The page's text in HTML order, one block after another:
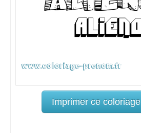
Imprimer ce coloriage